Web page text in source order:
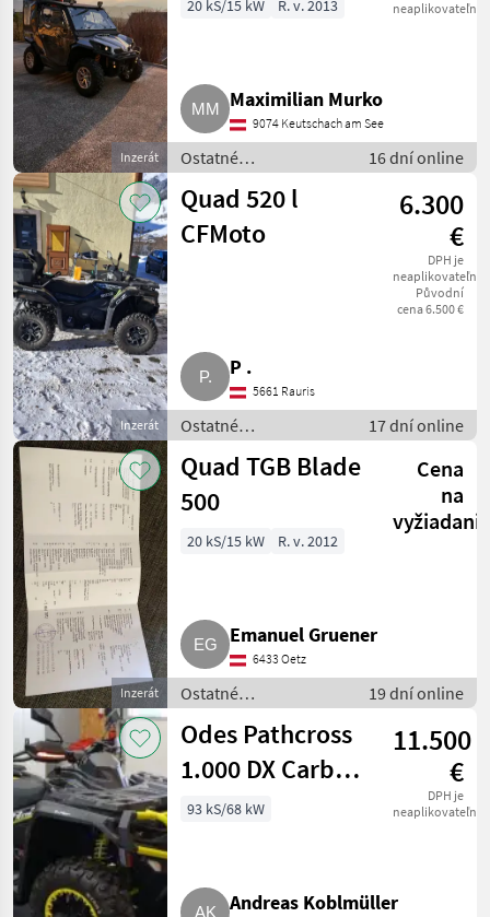
Inzerát
neaplikovateľné
20 kS/15 kW R. v. 2013
Maximilian Murko
9074 Keutschach am See
Ostatné
poľnohospodárske
silové stroje / ATV /
UTV / Quad
16 dní online
Inzerát
Quad 520 l
CFMoto
6.300
€
DPH je
neaplikovateľné
Původní
cena 6.500 €
P .
5661 Rauris
Ostatné
poľnohospodárske
silové stroje / ATV /
UTV / Quad
17 dní online
Inzerát
Quad TGB Blade
500
Cena
na
20 kS/15 kW R. v. 2012
Emanuel Gruener
6433 Oetz
Ostatné
poľnohospodárske
silové stroje / ATV /
UTV / Quad
19 dní online
Odes Pathcross
1.000 DX Carbon
Allrad Neu Quad
11.500
€
DPH je
neaplikovateľné
93 kS/68 kW
Andreas Koblmüller